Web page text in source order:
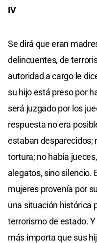
IV
Se dirá que eran
delincuentes, de
autoridad a cargo le
su hijo está preso por
será juzgado por los
respuesta no era
estaban desparecidos;
tortura; no había
alegatos, sino silencio.
mujeres provenía por
una situación histórica
terrorismo de estado.
más importa que sus